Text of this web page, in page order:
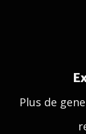
Plus de